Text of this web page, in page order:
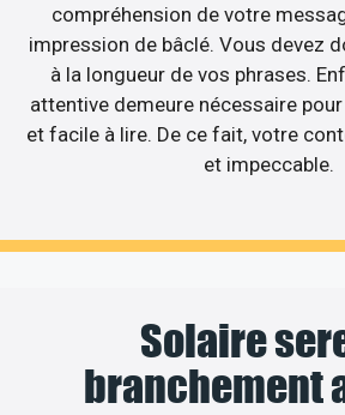
compréhension de votre
impression de bâclé. Vous devez
à la longueur de vos phrases.
attentive demeure nécessaire
et facile à lire. De ce fait, votre
et impeccable.
Solaire
branchement